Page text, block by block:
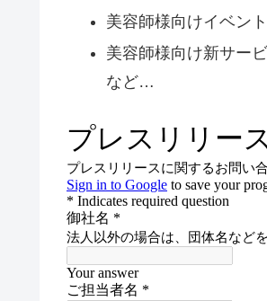
美容師様向けイベン
美容師様向け新サー
など…